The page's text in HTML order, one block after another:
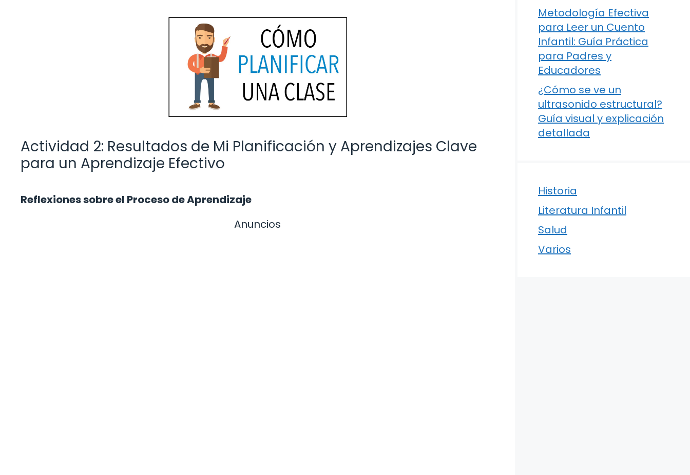
Actividad 2: Resultados de Mi Planificación y Aprendizajes Clave
para un Aprendizaje Efectivo
Reflexiones sobre el Proceso de Aprendizaje
Anuncios
Metodología Efectiva
para Leer un Cuento
Infantil: Guía Práctica
para Padres y
Educadores
¿Cómo se ve un
ultrasonido estructural?
Guía visual y explicación
detallada
Historia
Literatura Infantil
Salud
Varios